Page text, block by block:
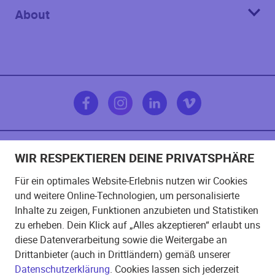
WIR RESPEKTIEREN DEINE PRIVATSPHÄRE
Für ein optimales Website-Erlebnis nutzen wir Cookies
und weitere Online-Technologien, um personalisierte
Inhalte zu zeigen, Funktionen anzubieten und Statistiken
zu erheben. Dein Klick auf „Alles akzeptieren“ erlaubt uns
diese Datenverarbeitung sowie die Weitergabe an
Drittanbieter (auch in Drittländern) gemäß unserer
Datenschutzerklärung. Cookies lassen sich jederzeit
About
AGB
Datenschutzerklärung